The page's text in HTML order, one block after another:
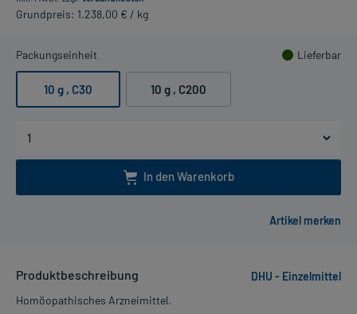
Grundpreis: 1.238,00 € / kg
Packungseinheit Lieferbar
10 g , C30 10 g , C200
In den Warenkorb
Produktbeschreibung
DHU - Einzelmittel
Homöopathisches Arzneimittel.